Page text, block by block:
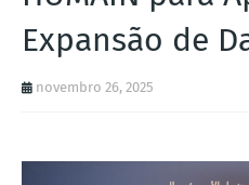
Expansão de
novembro 26, 2025